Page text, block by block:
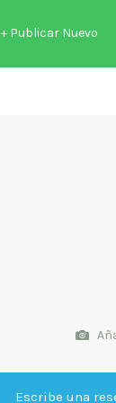
+ Publicar Nuevo
Escribe una